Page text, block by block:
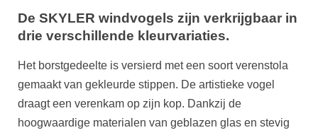
De SKYLER windvogels zijn verkrijgbaar in
drie verschillende kleurvariaties.
Het borstgedeelte is versierd met een soort verenstola
gemaakt van gekleurde stippen. De artistieke vogel
draagt ​​een verenkam op zijn kop. Dankzij de
hoogwaardige materialen van geblazen glas en stevig